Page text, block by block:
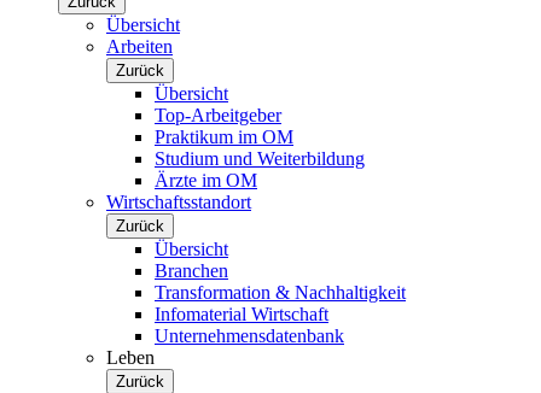
Übersicht
Arbeiten
Zurück
Übersicht
Top-Arbeitgeber
Praktikum im OM
Studium und Weiterbildung
Ärzte im OM
Wirtschaftsstandort
Zurück
Übersicht
Branchen
Transformation & Nachhaltigkeit
Infomaterial Wirtschaft
Unternehmensdatenbank
Leben
Zurück